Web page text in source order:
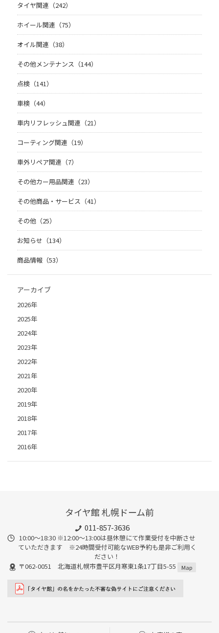
タイヤ関連（242）
ホイール関連（75）
オイル関連（38）
その他メンテナンス（144）
点検（141）
車検（44）
車内リフレッシュ関連（21）
コーティング関連（19）
車外リペア関連（7）
その他カー用品関連（23）
その他商品・サービス（41）
その他（25）
お知らせ（134）
商品情報（53）
アーカイブ
2026年
2025年
2024年
2023年
2022年
2021年
2020年
2019年
2018年
2017年
2016年
タイヤ館 札幌ドーム前
011-857-3636
10:00～18:30 ※12:00～13:00は昼休憩にて作業受付を中断させ
ていただきます ※24時間受付可能なWEB予約も是非ご利用く
ださい！
〒062-0051 北海道札幌市豊平区月寒東1条17丁目5-55
Map